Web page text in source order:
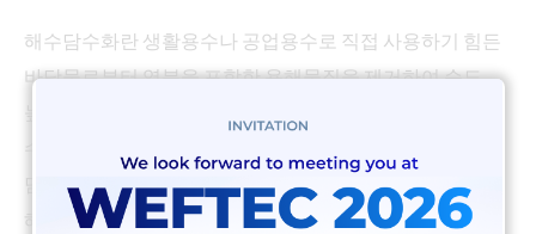
해수담수화란 생활용수나 공업용수로 직접 사용하기 힘든
바닷물로부터 염분을 포함한 용해물질을 제거하여 순도
담수로 생산하는데 사용되는 설비를 해수담수화 설비 또는
해수담수화 플랜트라고 합니다.